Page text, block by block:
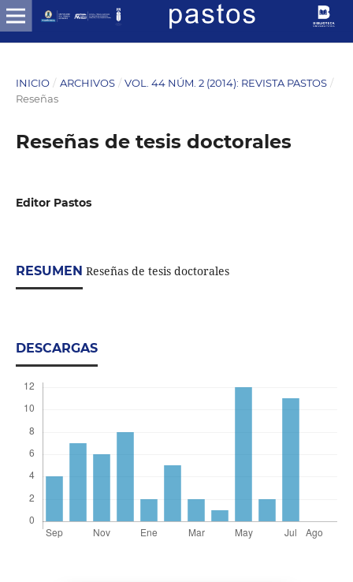
INICIO / ARCHIVOS / VOL. 44 NÚM. 2 (2014): REVISTA PASTOS /
Reseñas
Reseñas de tesis doctorales
Editor Pastos
RESUMEN Reseñas de tesis doctorales
DESCARGAS